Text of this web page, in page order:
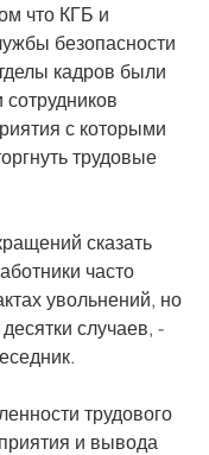
что КГБ и
безопасности
кадров были
с которыми
трудовые
сказать
часто
увольнений, но
случаев, -
трудового
и вывода